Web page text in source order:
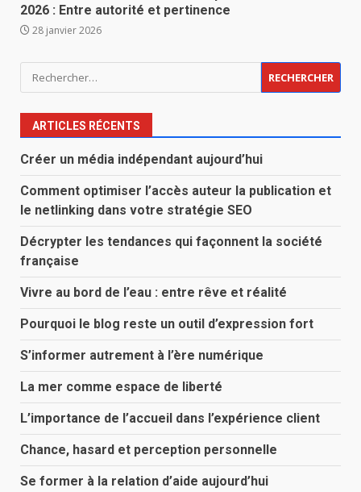
2026 : Entre autorité et pertinence
28 janvier 2026
Rechercher :
ARTICLES RÉCENTS
Créer un média indépendant aujourd’hui
Comment optimiser l’accès auteur la publication et
le netlinking dans votre stratégie SEO
Décrypter les tendances qui façonnent la société
française
Vivre au bord de l’eau : entre rêve et réalité
Pourquoi le blog reste un outil d’expression fort
S’informer autrement à l’ère numérique
La mer comme espace de liberté
L’importance de l’accueil dans l’expérience client
Chance, hasard et perception personnelle
Se former à la relation d’aide aujourd’hui